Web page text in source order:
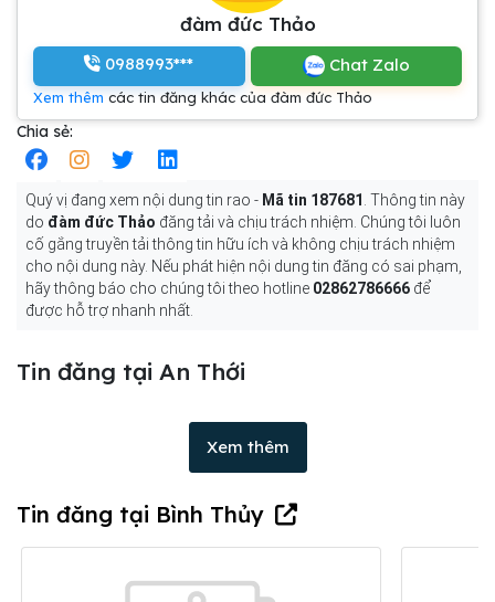
đàm đức Thảo
0988993*** Chat Zalo
Xem thêm các tin đăng khác của đàm đức Thảo
Chia sẻ:
Quý vị đang xem nội dung tin rao - Mã tin 187681 . Thông tin này
do đàm đức Thảo đăng tải và chịu trách nhiệm. Chúng tôi luôn
cố gắng truyền tải thông tin hữu ích và không chịu trách nhiệm
cho nội dung này. Nếu phát hiện nội dung tin đăng có sai phạm,
hãy thông báo cho chúng tôi theo hotline 02862786666 để
được hỗ trợ nhanh nhất.
Tin đăng tại An Thới
Xem thêm
Tin đăng tại Bình Thủy